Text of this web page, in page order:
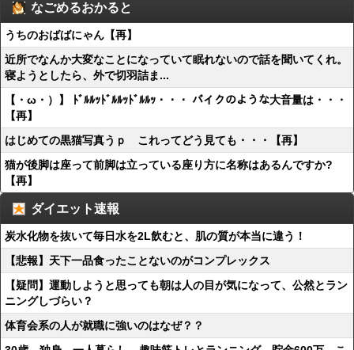
なごめるおかると
うちのおばばにゃん【再】
近所でなんか大変なことになっていて眠れないので話を聞いてくれ。
寝ようとしたら、外で切羽詰ま...
【・ω・）】 ﾄﾞﾙﾙｯﾄﾞﾙﾙｯﾄﾞﾙﾙｯ・・・ バイクのような大音量は・・・
【再】
はじめての黒猫写真うｐ これってどう見ても・・・【再】
猫が後脚は座って前脚は立っている座り方に名称はあるんですか?
【再】
ダイエット速報
炭水化物を抜いて毎日水を2L飲むと、肌の質が本当に違う！
【悲報】天下一品食ったことないのがコンプレックス
【疑問】運動しようと思っても朝は人の目が気になって、公然とラン
ニングしづらい？
体育会系の人が就職に強いのはなぜ？？